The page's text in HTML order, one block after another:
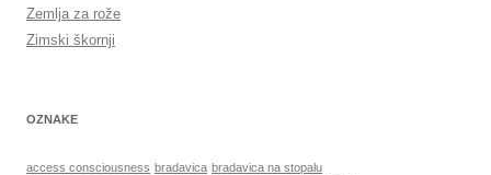
Zemlja za rože
Zimski škornji
OZNAKE
access consciousness bradavica bradavica na stopalu